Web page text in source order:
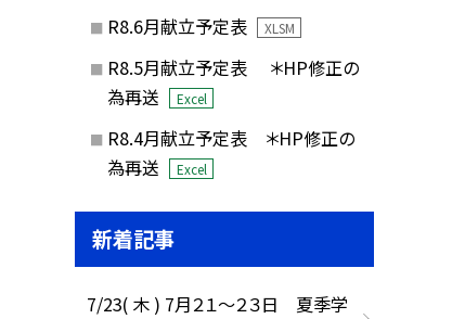
R8.6月献立予定表 XLSM
R8.5月献立予定表 ＊HP修正の
為再送
Excel
R8.4月献立予定表 ＊HP修正の
為再送
Excel
新着記事
7/23( 木 ) 7月２１～２３日 夏季学